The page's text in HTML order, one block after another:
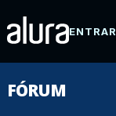
ENTRAR
FÓRUM